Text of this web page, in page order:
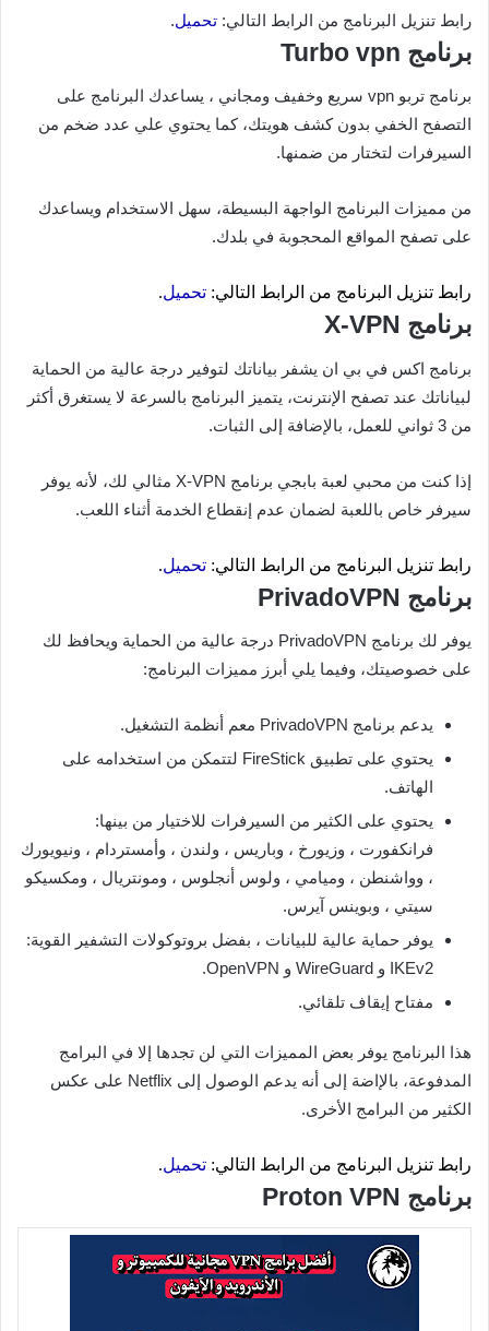
رابط تنزيل البرنامج من الرابط التالي: تحميل.
برنامج Turbo vpn
برنامج تربو vpn سريع وخفيف ومجاني ، يساعدك البرنامج على
التصفح الخفي بدون كشف هويتك، كما يحتوي علي عدد ضخم من
السيرفرات لتختار من ضمنها.
من مميزات البرنامج الواجهة البسيطة، سهل الاستخدام ويساعدك
على تصفح المواقع المحجوبة في بلدك.
رابط تنزيل البرنامج من الرابط التالي: تحميل.
برنامج X-VPN
برنامج اكس في بي ان يشفر بياناتك لتوفير درجة عالية من الحماية
لبياناتك عند تصفح الإنترنت، يتميز البرنامج بالسرعة لا يستغرق أكثر
من 3 ثواني للعمل، بالإضافة إلى الثبات.
إذا كنت من محبي لعبة بابجي برنامج X-VPN مثالي لك، لأنه يوفر
سيرفر خاص باللعبة لضمان عدم إنقطاع الخدمة أثناء اللعب.
رابط تنزيل البرنامج من الرابط التالي: تحميل.
برنامج PrivadoVPN
يوفر لك برنامج PrivadoVPN درجة عالية من الحماية ويحافظ لك
على خصوصيتك، وفيما يلي أبرز مميزات البرنامج:
يدعم برنامج PrivadoVPN معم أنظمة التشغيل.
يحتوي على تطبيق FireStick لتتمكن من استخدامه على
الهاتف.
يحتوي على الكثير من السيرفرات للاختيار من بينها:
فرانكفورت ، وزيورخ ، وباريس ، ولندن ، وأمستردام ، ونيويورك
، وواشنطن ، وميامي ، ولوس أنجلوس ، ومونتريال ، ومكسيكو
سيتي ، وبوينس آيرس.
يوفر حماية عالية للبيانات ، بفضل بروتوكولات التشفير القوية:
IKEv2 و WireGuard و OpenVPN.
مفتاح إيقاف تلقائي.
هذا البرنامج يوفر بعض المميزات التي لن تجدها إلا في البرامج
المدفوعة، بالإاضة إلى أنه يدعم الوصول إلى Netflix على عكس
الكثير من البرامج الأخرى.
رابط تنزيل البرنامج من الرابط التالي: تحميل.
برنامج Proton VPN